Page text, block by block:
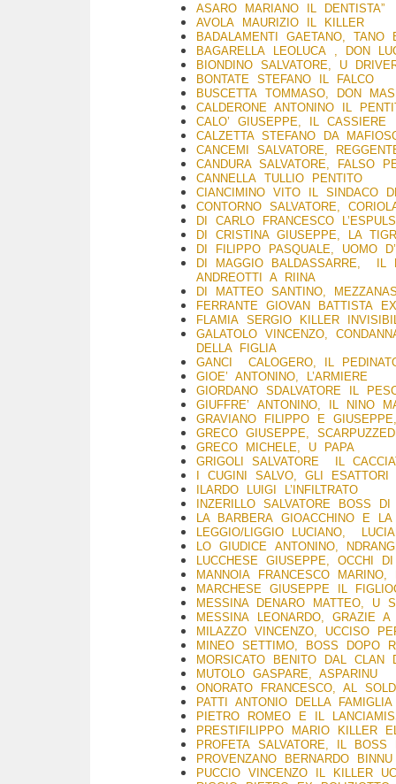
ASARO MARIANO IL DENTISTA”
AVOLA MAURIZIO IL KILLER
BADALAMENTI GAETANO, TANO
BAGARELLA LEOLUCA , DON
BIONDINO SALVATORE, U
BONTATE STEFANO IL FALCO
BUSCETTA TOMMASO, DON
CALDERONE ANTONINO IL
CALO’ GIUSEPPE, IL CASSIERE
CALZETTA STEFANO DA
CANCEMI SALVATORE,
CANDURA SALVATORE, FALSO
CANNELLA TULLIO PENTITO
CIANCIMINO VITO IL SINDACO
CONTORNO SALVATORE,
DI CARLO FRANCESCO
DI CRISTINA GIUSEPPE, LA
DI FILIPPO PASQUALE, UOMO
DI MAGGIO BALDASSARRE, IL
ANDREOTTI A RIINA
DI MATTEO SANTINO,
FERRANTE GIOVAN BATTISTA
FLAMIA SERGIO KILLER
GALATOLO VINCENZO,
DELLA FIGLIA
GANCI CALOGERO, IL
GIOE’ ANTONINO, L’ARMIERE
GIORDANO SDALVATORE IL
GIUFFRE’ ANTONINO, IL NINO
GRAVIANO FILIPPO E
GRECO GIUSEPPE,
GRECO MICHELE, U PAPA
GRIGOLI SALVATORE IL
I CUGINI SALVO, GLI ESATTORI
ILARDO LUIGI L’INFILTRATO
INZERILLO SALVATORE BOSS
LA BARBERA GIOACCHINO E LA
LEGGIO/LIGGIO LUCIANO,
LO GIUDICE ANTONINO,
LUCCHESE GIUSEPPE, OCCHI
MANNOIA FRANCESCO MARINO,
MARCHESE GIUSEPPE IL
MESSINA DENARO MATTEO, U
MESSINA LEONARDO, GRAZIE A
MILAZZO VINCENZO, UCCISO
MINEO SETTIMO, BOSS DOPO
MORSICATO BENITO DAL CLAN
MUTOLO GASPARE, ASPARINU
ONORATO FRANCESCO, AL
PATTI ANTONIO DELLA
PIETRO ROMEO E IL
PRESTIFILIPPO MARIO KILLER
PROFETA SALVATORE, IL BOSS
PROVENZANO BERNARDO
PUCCIO VINCENZO IL KILLER